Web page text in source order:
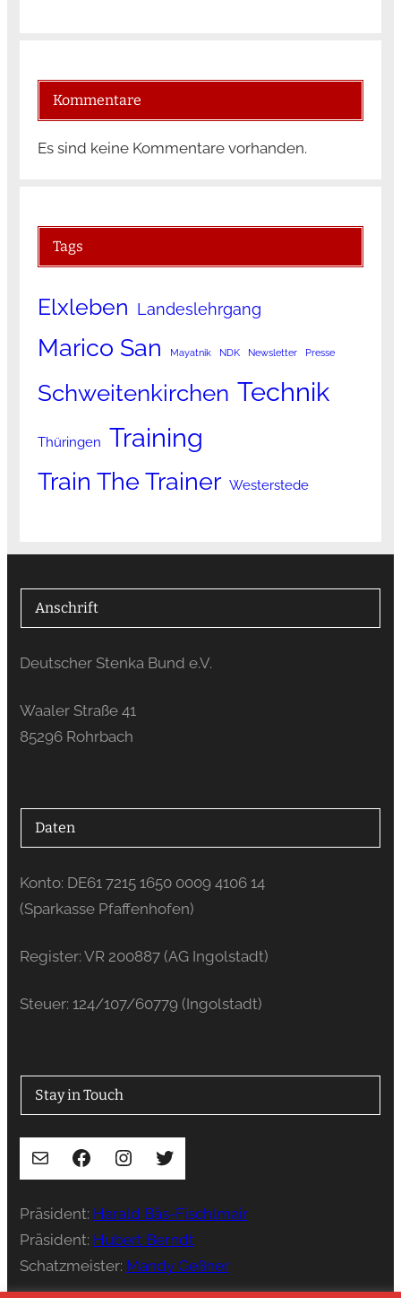
Kommentare
Es sind keine Kommentare vorhanden.
Tags
Elxleben Landeslehrgang
Marico San Mayatnik NDK Newsletter Presse
Schweitenkirchen Technik
Thüringen Training
Train The Trainer Westerstede
Anschrift
Deutscher Stenka Bund e.V.
Waaler Straße 41
85296 Rohrbach
Daten
Konto: DE61 7215 1650 0009 4106 14
(Sparkasse Pfaffenhofen)
Register: VR 200887 (AG Ingolstadt)
Steuer: 124/107/60779 (Ingolstadt)
Stay in Touch
E-Mail Facebook Instagram Twitter
Präsident: Harald Bäs-Fischlmair
Präsident: Hubert Berndt
Schatzmeister: Mandy Geßner